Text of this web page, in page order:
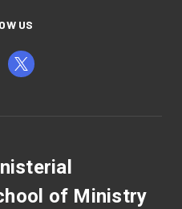
US
of Ministry